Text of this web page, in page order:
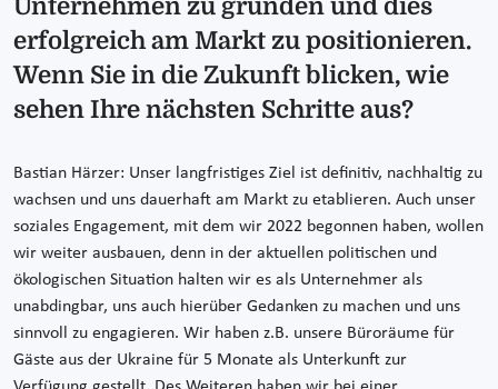
Unternehmen zu gründen und dies
erfolgreich am Markt zu positionieren.
Wenn Sie in die Zukunft blicken, wie
sehen Ihre nächsten Schritte aus?
Bastian Härzer: Unser langfristiges Ziel ist definitiv, nachhaltig zu
wachsen und uns dauerhaft am Markt zu etablieren. Auch unser
soziales Engagement, mit dem wir 2022 begonnen haben, wollen
wir weiter ausbauen, denn in der aktuellen politischen und
ökologischen Situation halten wir es als Unternehmer als
unabdingbar, uns auch hierüber Gedanken zu machen und uns
sinnvoll zu engagieren. Wir haben z.B. unsere Büroräume für
Gäste aus der Ukraine für 5 Monate als Unterkunft zur